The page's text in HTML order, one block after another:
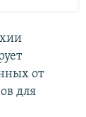
от
для